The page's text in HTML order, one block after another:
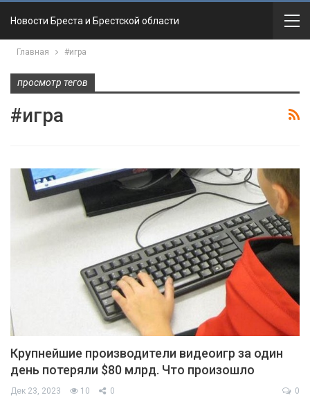
Новости Бреста и Брестской области
Главная #игра
просмотр тегов
#игра
Крупнейшие производители видеоигр за один
день потеряли $80 млрд. Что произошло
Дек 23, 2023 10 0 0